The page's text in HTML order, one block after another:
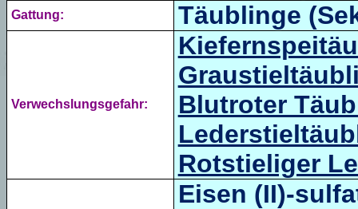
Gattung: Täublinge
Verwechslungsgefahr:
Blutroter
Rotstieliger
Eisen (II)-